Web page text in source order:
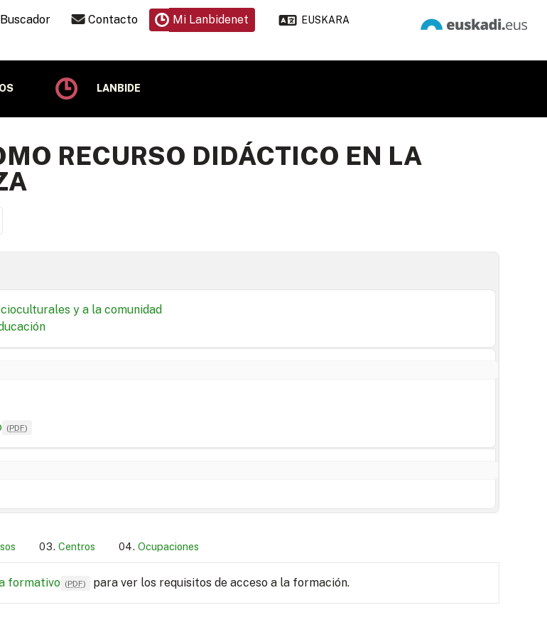
Buscador Contacto Mi Lanbidenet EUSKARA
LANBIDE
RECURSO DIDÁCTICO EN LA
y a la comunidad
(PDF)
Centros Ocupaciones
formativo (PDF) para ver los requisitos de acceso a la formación.